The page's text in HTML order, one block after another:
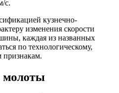
с.
кузнечно-
изменения скорости
каждая из названных
по технологическому,
признакам.
молоты